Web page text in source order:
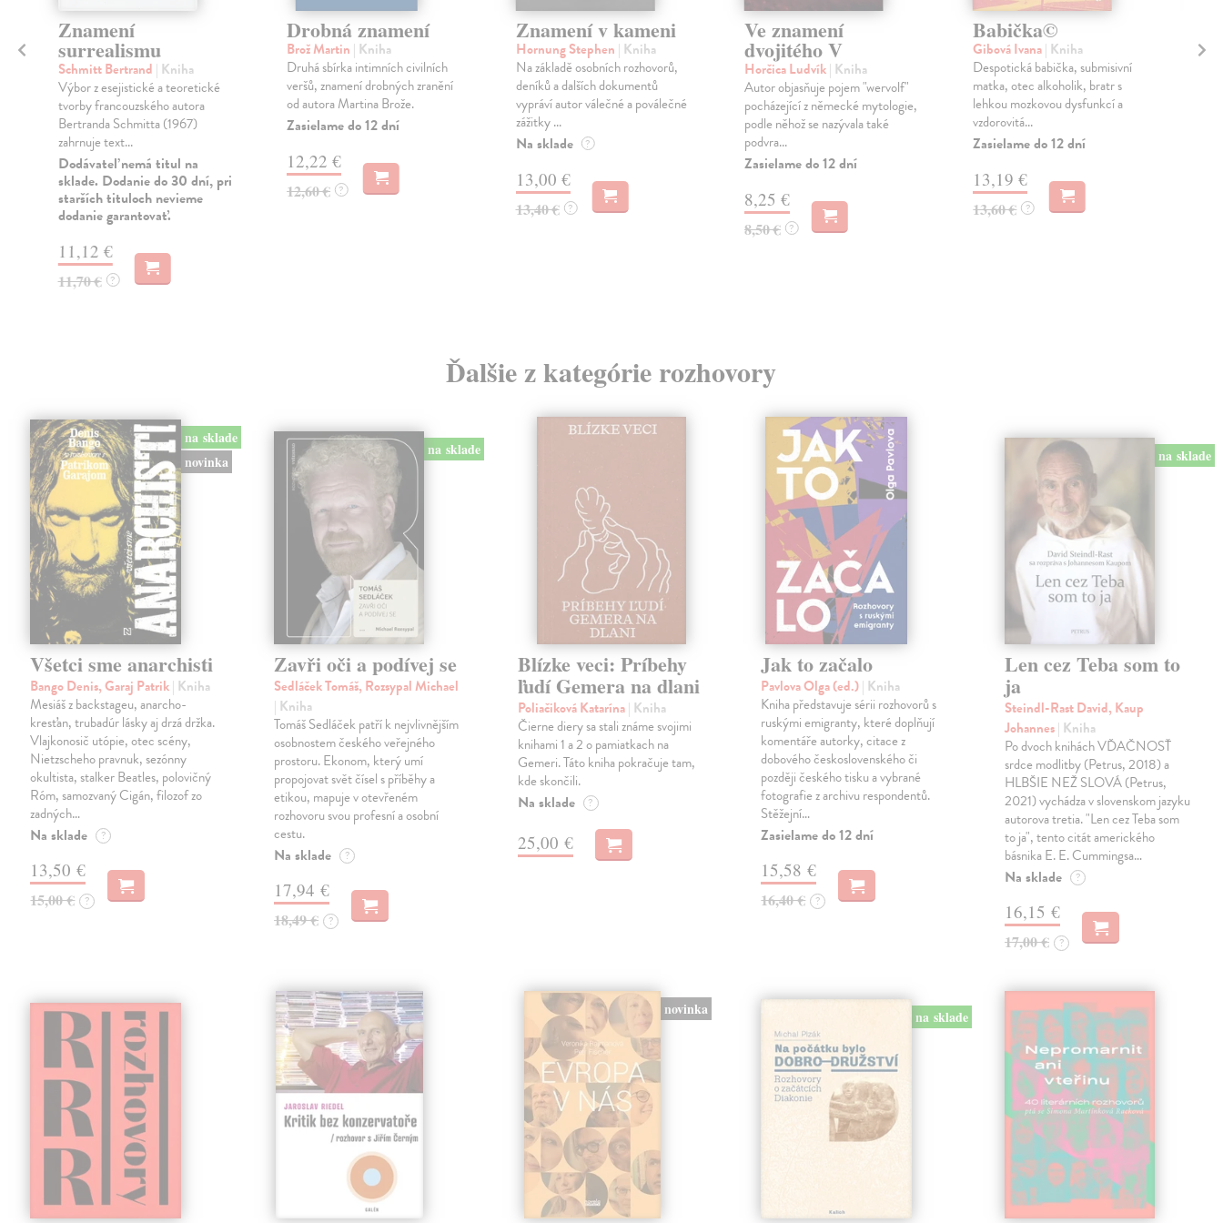
Znamení
surrealismu
Schmitt Bertrand | Kniha
Výbor z esejistické a teoretické
tvorby francouzského autora
Bertranda Schmitta (1967)
zahrnuje text...
Dodávateľ nemá titul na
sklade. Dodanie do 30 dní, pri
starších tituloch nevieme
dodanie garantovať.
11,12 €
11,70 € ?
Drobná znamení
Brož Martin | Kniha
Druhá sbírka intimních civilních
veršů, znamení drobných zranění
od autora Martina Brože.
Zasielame do 12 dní
12,22 €
12,60 € ?
Znamení v kameni
Hornung Stephen | Kniha
Na základě osobních rozhovorů,
deníků a dalších dokumentů
vypráví autor válečné a poválečné
zážitky ...
Na sklade ?
13,00 €
13,40 € ?
Ve znamení
dvojitého V
Horčica Ludvík| Kniha
Autor objasňuje pojem "wervolf"
pocházející z německé mytologie,
podle něhož se nazývala také
podvra...
Zasielame do 12 dní
8,25 €
8,50 € ?
Babička©
Gibová Ivana| Kniha
Despotická babička, submisivní
matka, otec alkoholik, bratr s
lehkou mozkovou dysfunkcí a
vzdorovitá...
Zasielame do 12 dní
13,19 €
13,60 € ?
Ďalšie z kategórie rozhovory
na sklade
novinka
Všetci sme anarchisti
Bango Denis, Garaj Patrik| Kniha
Mesiáš z backstageu, anarcho-
kresťan, trubadúr lásky aj drzá držka.
Vlajkonosič utópie, otec scény,
Nietzscheho pravnuk, sezónny
okultista, stalker Beatles, polovičný
Róm, samozvaný Cigán, filozof zo
zadných…
Na sklade ?
13,50 €
15,00 € ?
na sklade
Zavři oči a podívej se
Sedláček Tomáš, Rozsypal Michael
| Kniha
Tomáš Sedláček patří k nejvlivnějším
osobnostem českého veřejného
prostoru. Ekonom, který umí
propojovat svět čísel s příběhy a
etikou, mapuje v otevřeném
rozhovoru svou profesní a osobní
cestu.
Na sklade ?
17,94 €
18,49 € ?
Blízke veci: Príbehy
ľudí Gemera na dlani
Poliačiková Katarína| Kniha
Čierne diery sa stali známe svojimi
knihami 1 a 2 o pamiatkach na
Gemeri. Táto kniha pokračuje tam,
kde skončili.
Na sklade ?
25,00 €
Jak to začalo
Pavlova Olga (ed.)| Kniha
Kniha představuje sérii rozhovorů s
ruskými emigranty, které doplňují
komentáře autorky, citace z
dobového československého či
později českého tisku a vybrané
fotografie z archivu respondentů.
Stěžejní…
Zasielame do 12 dní
15,58 €
16,40 € ?
na sklade
Len cez Teba som to
ja
Steindl-Rast David, Kaup
Johannes| Kniha
Po dvoch knihách VĎAČNOSŤ
srdce modlitby (Petrus, 2018) a
HLBŠIE NEŽ SLOVÁ (Petrus,
2021) vychádza v slovenskom jazyku
autorova tretia. "Len cez Teba som
to ja", tento citát amerického
básnika E. E. Cummingsa…
Na sklade ?
16,15 €
17,00 € ?
novinka na sklade